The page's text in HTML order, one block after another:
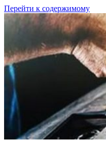
Перейти к содержимому